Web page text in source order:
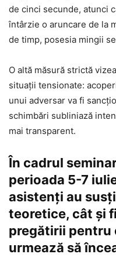
de cinci secunde, atunci
întârzie o aruncare de la
de timp, posesia mingii
O altă măsură strictă
situații tensionate:
unui adversar va fi
schimbări subliniază
mai transparent.
În cadrul
perioada 5-7
asistenți au
teoretice, cât și
pregătirii pentru
urmează să